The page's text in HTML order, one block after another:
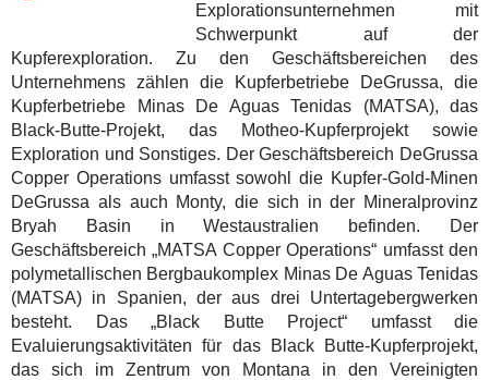
Explorationsunternehmen mit
Schwerpunkt auf der
Kupferexploration. Zu den Geschäftsbereichen des
Unternehmens zählen die Kupferbetriebe DeGrussa, die
Kupferbetriebe Minas De Aguas Tenidas (MATSA), das
Black-Butte-Projekt, das Motheo-Kupferprojekt sowie
Exploration und Sonstiges. Der Geschäftsbereich DeGrussa
Copper Operations umfasst sowohl die Kupfer-Gold-Minen
DeGrussa als auch Monty, die sich in der Mineralprovinz
Bryah Basin in Westaustralien befinden. Der
Geschäftsbereich „MATSA Copper Operations“ umfasst den
polymetallischen Bergbaukomplex Minas De Aguas Tenidas
(MATSA) in Spanien, der aus drei Untertagebergwerken
besteht. Das „Black Butte Project“ umfasst die
Evaluierungsaktivitäten für das Black Butte-Kupferprojekt,
das sich im Zentrum von Montana in den Vereinigten